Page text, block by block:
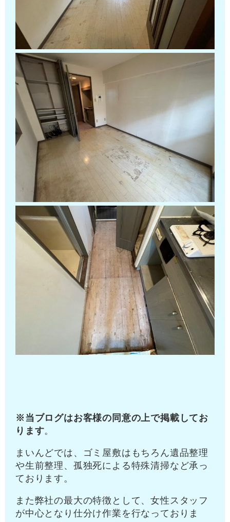
※当ブログはお客様の同意の上で掲載してお
ります。
まいんどでは、ゴミ屋敷はもちろん遺品整理
や生前整理、孤独死による特殊清掃など承っ
ております。
また弊社の最大の特徴として、女性スタッフ
が中心となり仕分け作業を行なっておりま